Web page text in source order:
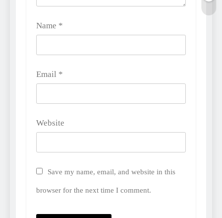
Name *
Email *
Website
Save my name, email, and website in this
browser for the next time I comment.